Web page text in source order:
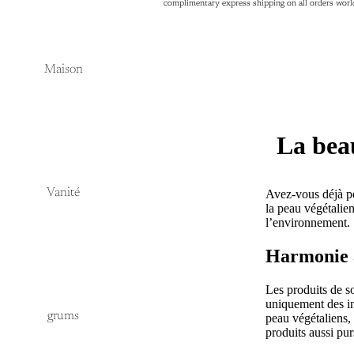
complimentary express shipping on all orders
complimentary express shipping on all orders
Maison
Vanité
grums
La
Avez-vous déjà
la peau
l’environnement.
Harmonie
Les produits de
uniquement des
peau
produits aussi